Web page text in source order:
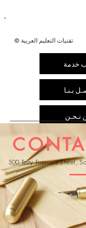
© تقنيات التعليم العربية
خدمة
بـنـا
نـحـن
500 Terry Francois Street,